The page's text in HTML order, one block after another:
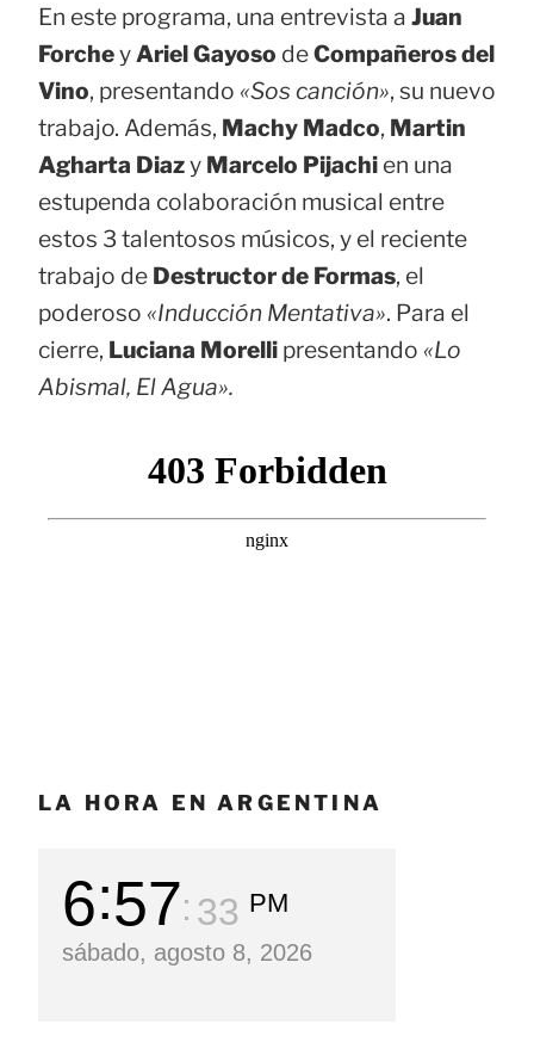
En este programa, una entrevista a Juan
Forchey Ariel Gayoso deCompañeros del
Vino, presentando «Sos canción», su nuevo
trabajo. Además, Machy Madco, Martin
Agharta Diazy Marcelo Pijachi en una
estupenda colaboración musical entre
estos 3 talentosos músicos, y el reciente
trabajo de Destructor de Formas, el
poderoso «Inducción Mentativa». Para el
cierre, Luciana Morelli presentando «Lo
Abismal, El Agua».
LA HORA EN ARGENTINA
6 57 34 PM
sábado, agosto 8, 2026